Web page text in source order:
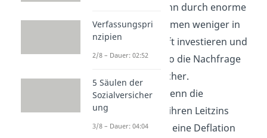
Der Staat kann durch enorme
Sparmaßnahmen weniger in
die Wirtschaft investieren und
beeinflusst so die Nachfrage
der Verbraucher.
Aber auch, wenn die
Zentralbank ihren Leitzins
erhöht, kann eine Deflation
Verfassungspri
nzipien
2/8 – Dauer: 02:52
5 Säulen der
Sozialversicher
ung
3/8 – Dauer: 04:04